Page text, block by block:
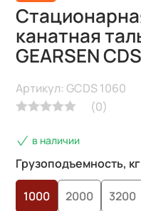
канатная
GEARSEN
(0)
Артикул: GCDS 1060
в наличии
Грузоподъемность, кг
1000 2000 3200